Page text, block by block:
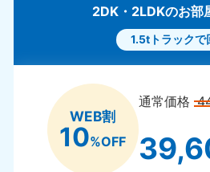
2DK・2LDKのお部
1.5tトラックで
WEB割
10%OFF
通常価格